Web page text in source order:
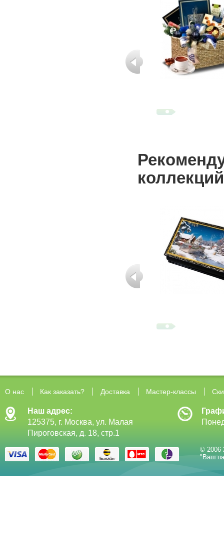
коллекций
О нас Как заказать? Доставка Мастер-классы
Наш адрес:
125375, г. Москва, ул. Малая
Пироговская, д. 18, стр.1
©
"Ваш